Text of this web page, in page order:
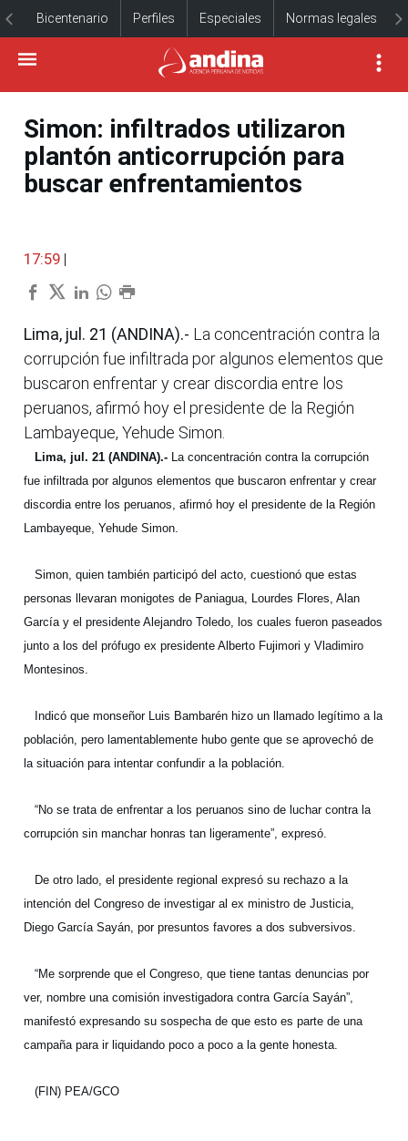
Bicentenario Perfiles Especiales Normas legales
Simon: infiltrados utilizaron
plantón anticorrupción para
buscar enfrentamientos
17:59 |
Lima, jul. 21 (ANDINA).- La concentración contra la
corrupción fue infiltrada por algunos elementos que
buscaron enfrentar y crear discordia entre los
peruanos, afirmó hoy el presidente de la Región
Lambayeque, Yehude Simon.
Lima, jul. 21 (ANDINA).- La concentración contra la corrupción
fue infiltrada por algunos elementos que buscaron enfrentar y crear
discordia entre los peruanos, afirmó hoy el presidente de la Región
Lambayeque, Yehude Simon.
Simon, quien también participó del acto, cuestionó que estas
personas llevaran monigotes de Paniagua, Lourdes Flores, Alan
García y el presidente Alejandro Toledo, los cuales fueron paseados
junto a los del prófugo ex presidente Alberto Fujimori y Vladimiro
Montesinos.
Indicó que monseñor Luis Bambarén hizo un llamado legítimo a la
población, pero lamentablemente hubo gente que se aprovechó de
la situación para intentar confundir a la población.
“No se trata de enfrentar a los peruanos sino de luchar contra la
corrupción sin manchar honras tan ligeramente”, expresó.
De otro lado, el presidente regional expresó su rechazo a la
intención del Congreso de investigar al ex ministro de Justicia,
Diego García Sayán, por presuntos favores a dos subversivos.
“Me sorprende que el Congreso, que tiene tantas denuncias por
ver, nombre una comisión investigadora contra García Sayán”,
manifestó expresando su sospecha de que esto es parte de una
campaña para ir liquidando poco a poco a la gente honesta.
(FIN) PEA/GCO